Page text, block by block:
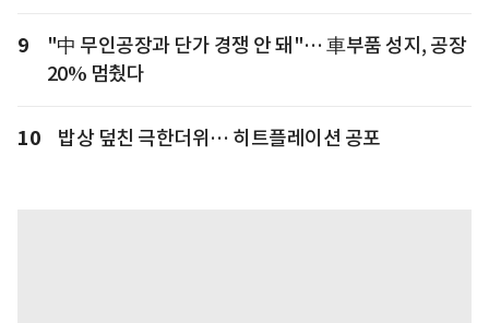
9
"中 무인공장과 단가 경쟁 안 돼"… 車부품 성지, 공장
20% 멈췄다
10 밥상 덮친 극한더위… 히트플레이션 공포